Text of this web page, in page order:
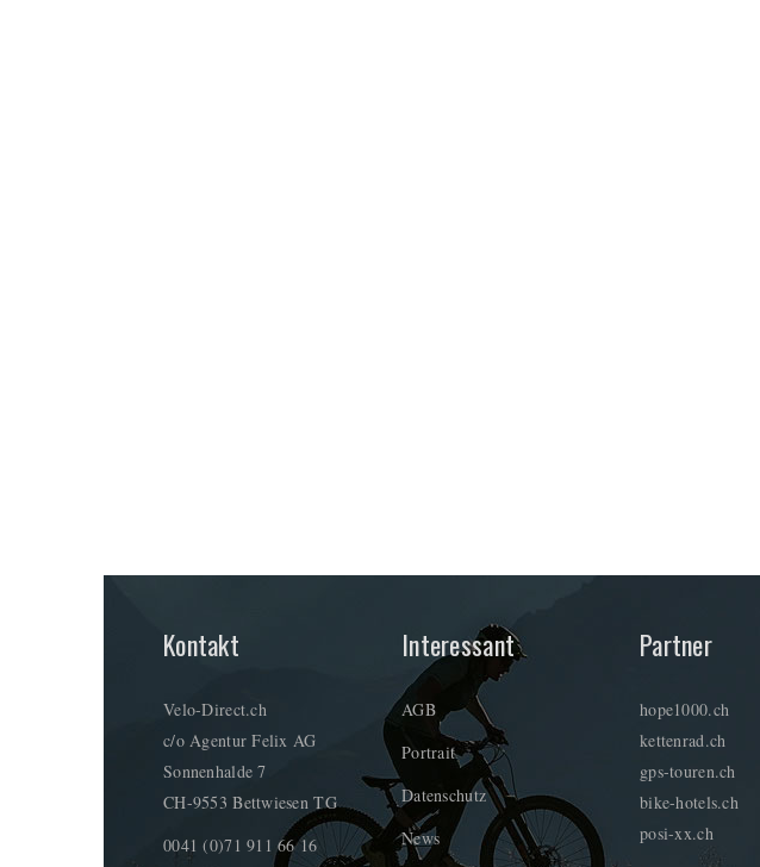
Kontakt
Velo-Direct.ch
c/o Agentur Felix AG
Sonnenhalde 7
CH-9553 Bettwiesen TG
0041 (0)71 911 66 16
Interessant
AGB
Portrait
Datenschutz
News
Partner
hope1000.ch
kettenrad.ch
gps-touren.ch
bike-hotels.ch
posi-xx.ch